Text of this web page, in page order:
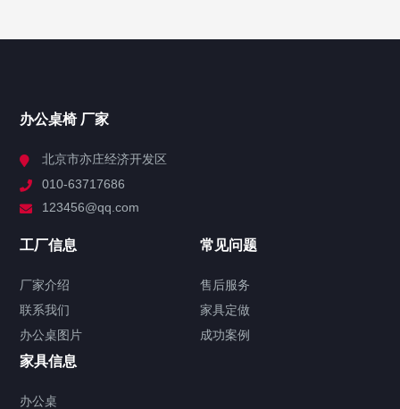
大班台 主管桌
屏风办公隔断
办公屏风隔断 屏风高隔断
办公会议桌 折叠会议桌
文件柜
办公文件柜
办公沙发
办公桌椅 厂家
北京市亦庄经济开发区
010-63717686
123456@qq.com
工厂信息
厂家介绍
联系我们
办公桌图片
常见问题
售后服务
家具定做
成功案例
家具信息
办公桌